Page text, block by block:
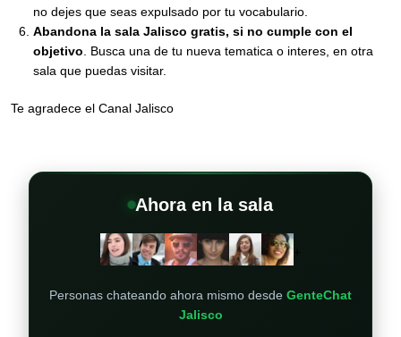
no dejes que seas expulsado por tu vocabulario.
Abandona la sala Jalisco gratis, si no cumple con el
objetivo . Busca una de tu nueva tematica o interes, en otra
sala que puedas visitar.
Te agradece el Canal Jalisco
Ahora en la sala
Personas chateando ahora mismo desde GenteChat
Jalisco